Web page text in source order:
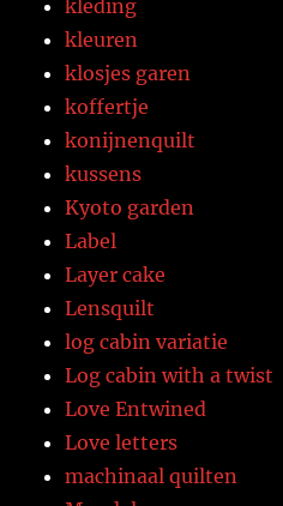
kleding
kleuren
klosjes garen
koffertje
konijnenquilt
kussens
Kyoto garden
Label
Layer cake
Lensquilt
log cabin variatie
Log cabin with a twist
Love Entwined
Love letters
machinaal quilten